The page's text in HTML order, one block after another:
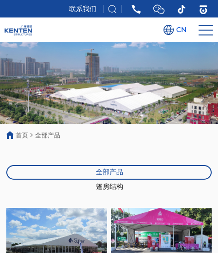
联系我们
CN
首页 全部产品
全部产品
篷房结构